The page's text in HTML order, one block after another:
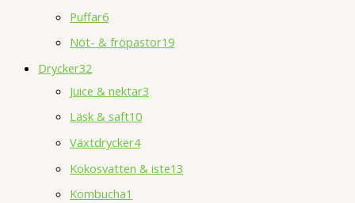
Puffar6
Nöt- & fröpastor19
Drycker32
Juice & nektar3
Läsk & saft10
Växtdrycker4
Kokosvatten & iste13
Kombucha1